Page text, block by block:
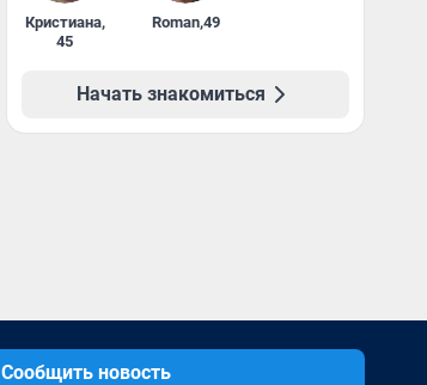
Кристиана,
45
Roman,49
Начать знакомиться
Сообщить новость